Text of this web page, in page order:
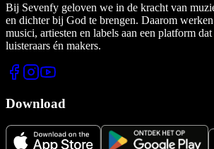
Bij Sevenfy geloven we in de kracht van
en dichter bij God te brengen. Daarom
musici, artiesten en labels aan een platform
luisteraars én makers.
Download